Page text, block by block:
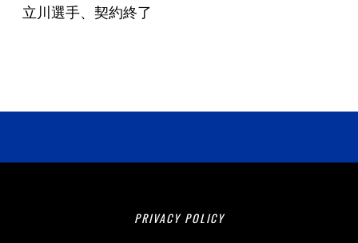
立川選手、契約終了
PRIVACY POLICY